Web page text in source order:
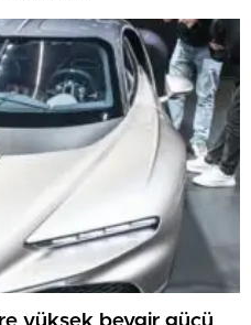
yüksek beygir gücü